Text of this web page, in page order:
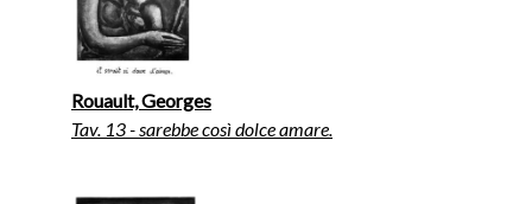
Rouault, Georges
Tav. 13 - sarebbe così dolce amare.